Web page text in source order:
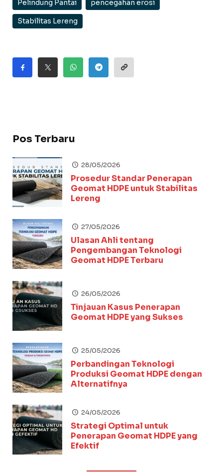
Pelindung Pantai pencegahan erosi
Stabilitas Lereng
Pos Terbaru
28/05/2026
Prosedur Standar Penerapan
Geomat HDPE untuk Stabilitas
Lereng
27/05/2026
Ulasan Ahli tentang
Pengembangan Teknologi
Geomat HDPE Terbaru
26/05/2026
Tinjauan Kasus Penerapan
Geomat HDPE yang Sukses
25/05/2026
Perbandingan Teknologi
Produksi Geomat HDPE dengan
Alternatifnya
24/05/2026
Strategi Optimal untuk
Penerapan Geomat HDPE yang
Efektif